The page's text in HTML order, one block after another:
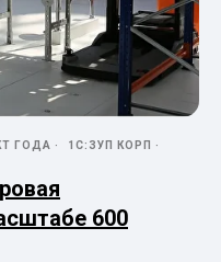
ГОДА
1С:ЗУП КОРП
600